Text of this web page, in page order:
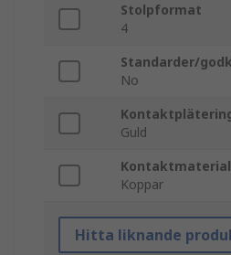
Stolpformat
4
Standarder/
No
Guld
Kontaktmaterial
Koppar
Hitta liknande